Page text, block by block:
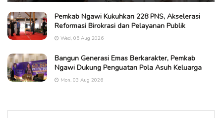
Pemkab Ngawi Kukuhkan 228 PNS, Akselerasi
Reformasi Birokrasi dan Pelayanan Publik
Wed, 05 Aug 2026
Bangun Generasi Emas Berkarakter, Pemkab
Ngawi Dukung Penguatan Pola Asuh Keluarga
Mon, 03 Aug 2026